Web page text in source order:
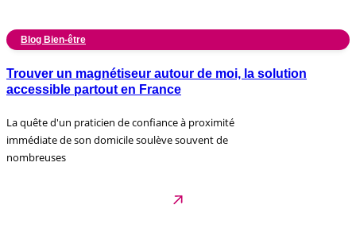
Blog Bien-être
Trouver un magnétiseur autour de moi, la solution
accessible partout en France
La quête d'un praticien de confiance à proximité
immédiate de son domicile soulève souvent de
nombreuses